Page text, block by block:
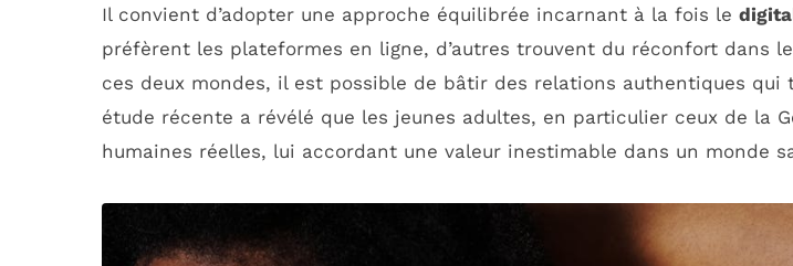
Il convient d’adopter une approche équilibrée incarnant à la fois le
préfèrent les plateformes en ligne, d’autres trouvent du réconfort dans
ces deux mondes, il est possible de bâtir des relations authentiques qui
étude récente a révélé que les jeunes adultes, en particulier ceux de la
humaines réelles, lui accordant une valeur inestimable dans un monde